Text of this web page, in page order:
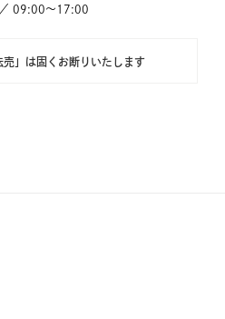
09:00～17:00
売」は固くお断りいたします